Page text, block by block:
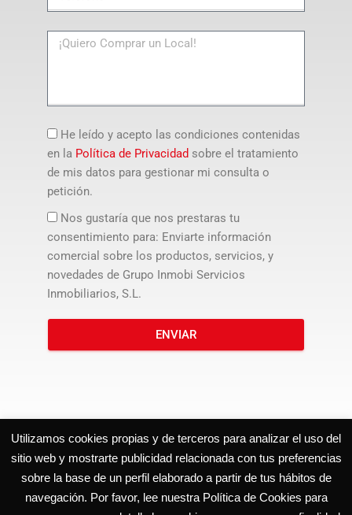
He leído y acepto las condiciones contenidas
en la Política de Privacidad sobre el tratamiento
de mis datos para gestionar mi consulta o
petición.
Nos gustaría que nos prestaras tu
consentimiento para: Enviarte información
comercial sobre los productos, servicios, y
novedades de Grupo Inmobi Servicios
Inmobiliarios, S.L.
ENVIAR
Grupo Inmobiliario especialista en el mercado residencial
en Murcia
Utilizamos cookies propias y de terceros para analizar el uso del
sitio web y mostrarte publicidad relacionada con tus preferencias
sobre la base de un perfil elaborado a partir de tus hábitos de
navegación. Por favor, lee nuestra Política de Cookies para